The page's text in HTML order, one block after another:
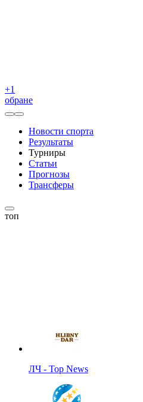
+1
обране
Новости спорта
Результаты
Турниры
Статьи
Прогнозы
Трансферы
топ
ЛЧ - Top News